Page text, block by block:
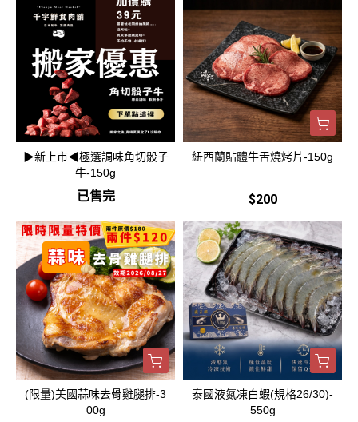
▶新上市◀極選調味角切骰子
牛-150g
已售完
紐西蘭貼體牛舌燒烤片-150g
$200
(限量)美國蒜味去骨雞腿排-3
00g
泰國液氮凍白蝦(規格26/30)-
550g